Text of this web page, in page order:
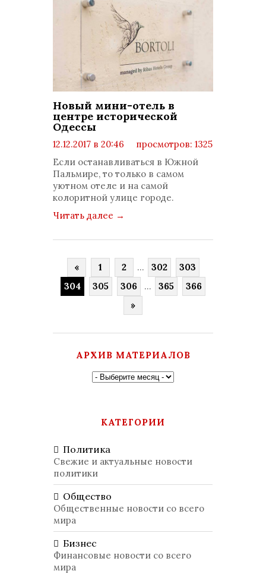
Новый мини-отель в
центре исторической
Одессы
12.12.2017 в 20:46
просмотров: 1325
Если останавливаться в Южной
Пальмире, то только в самом
уютном отеле и на самой
колоритной улице городе.
Читать далее →
« 1 2 ... 302
303
304
305 306 ... 365
366
»
АРХИВ МАТЕРИАЛОВ
КАТЕГОРИИ
Политика
Свежие и актуальные новости
политики
Общество
Общественные новости со всего
мира
Бизнес
Финансовые новости со всего
мира